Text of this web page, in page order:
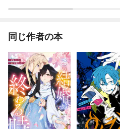
同じ作者の本